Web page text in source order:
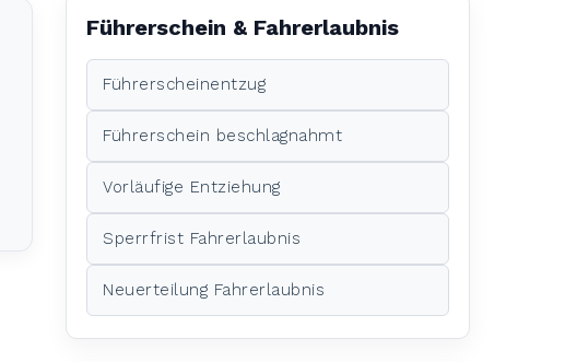
Führerschein & Fahrerlaubnis
Führerscheinentzug
Führerschein beschlagnahmt
Vorläufige Entziehung
Sperrfrist Fahrerlaubnis
Neuerteilung Fahrerlaubnis